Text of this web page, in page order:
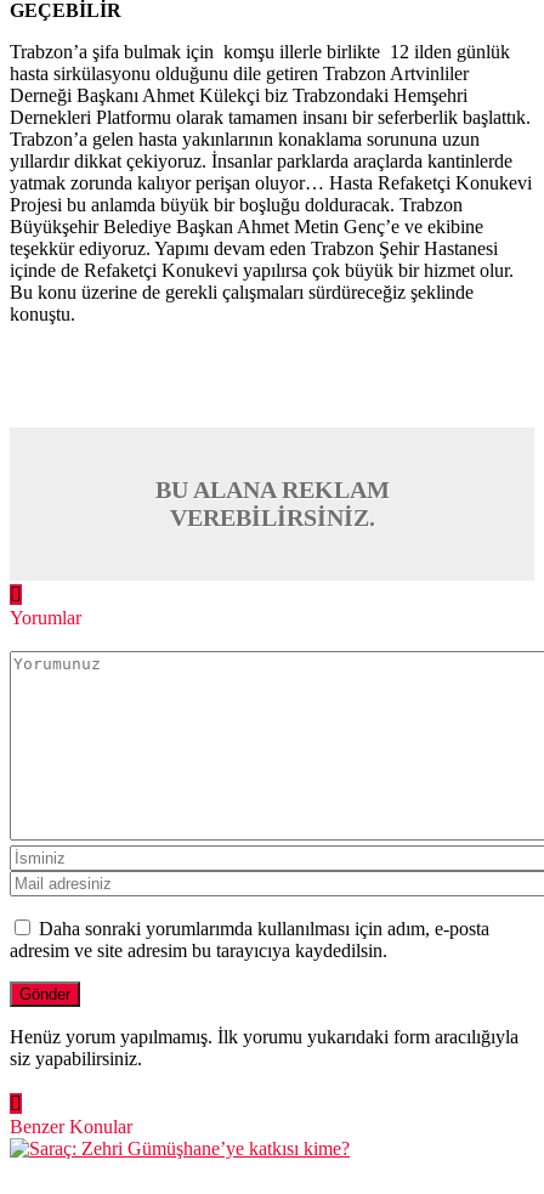
GEÇEBİLİR
Trabzon’a şifa bulmak için komşu illerle birlikte 12 ilden günlük
hasta sirkülasyonu olduğunu dile getiren Trabzon Artvinliler
Derneği Başkanı Ahmet Külekçi biz Trabzondaki Hemşehri
Dernekleri Platformu olarak tamamen insanı bir seferberlik başlattık.
Trabzon’a gelen hasta yakınlarının konaklama sorununa uzun
yıllardır dikkat çekiyoruz. İnsanlar parklarda araçlarda kantinlerde
yatmak zorunda kalıyor perişan oluyor… Hasta Refaketçi Konukevi
Projesi bu anlamda büyük bir boşluğu dolduracak. Trabzon
Büyükşehir Belediye Başkan Ahmet Metin Genç’e ve ekibine
teşekkür ediyoruz. Yapımı devam eden Trabzon Şehir Hastanesi
içinde de Refaketçi Konukevi yapılırsa çok büyük bir hizmet olur.
Bu konu üzerine de gerekli çalışmaları sürdüreceğiz şeklinde
konuştu.
BU ALANA REKLAM
VEREBİLİRSİNİZ.
Yorumlar
Daha sonraki yorumlarımda kullanılması için adım, e-posta
adresim ve site adresim bu tarayıcıya kaydedilsin.
Henüz yorum yapılmamış. İlk yorumu yukarıdaki form aracılığıyla
siz yapabilirsiniz.
Benzer Konular